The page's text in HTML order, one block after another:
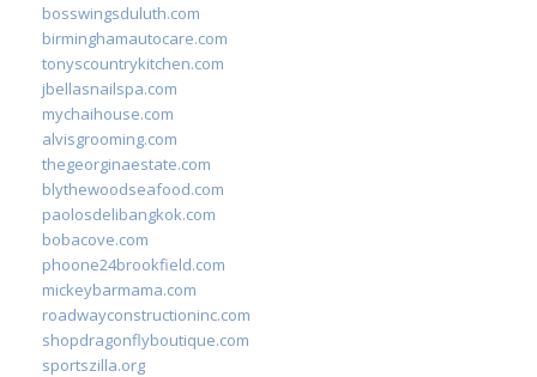
bosswingsduluth.com
birminghamautocare.com
tonyscountrykitchen.com
jbellasnailspa.com
mychaihouse.com
alvisgrooming.com
thegeorginaestate.com
blythewoodseafood.com
paolosdelibangkok.com
bobacove.com
phoone24brookfield.com
mickeybarmama.com
roadwayconstructioninc.com
shopdragonflyboutique.com
sportszilla.org